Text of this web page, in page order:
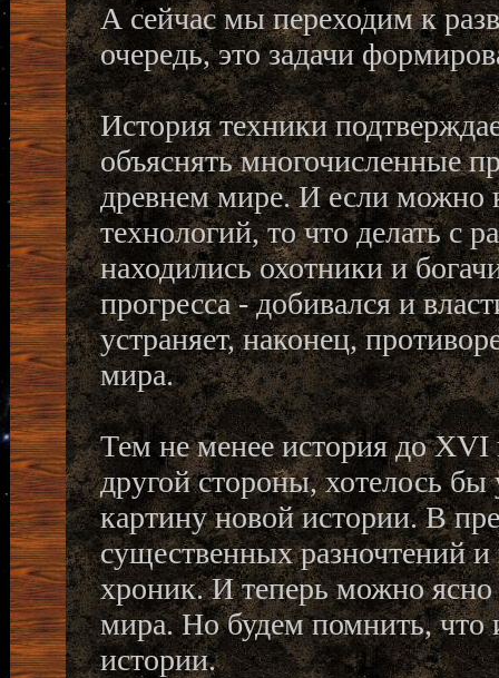
А сейчас мы переходим к
очередь, это задачи
История техники
объяснять многочисленные
древнем мире. И если можно
технологий, то что делать с
находились охотники и
прогресса - добивался и
устраняет, наконец,
мира.
Тем не менее история до XVI
другой стороны, хотелось
картину новой истории. В
существенных разночтений
хроник. И теперь можно
мира. Но будем помнить, что
истории.